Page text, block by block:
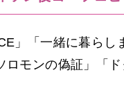
」「一緒に暮らし
ロモンの偽証」「